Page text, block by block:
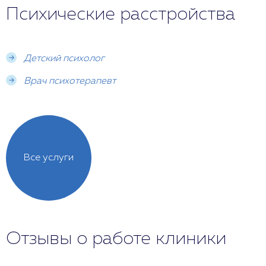
Психические расстройства
Детский психолог
Врач психотерапевт
Все услуги
Отзывы о работе клиники